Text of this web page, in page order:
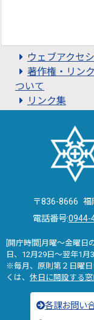
ウェブアクセ
著作権・リン
ついて
リンク集
〒836-8666 福
電話番号:0944-
[開庁時間]月曜～金曜日
日、12月29日～翌年1月
※毎月、原則第２日曜
くは、 休日に開設する窓
各課お問い